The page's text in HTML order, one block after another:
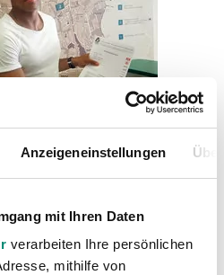
Anzeigeneinstellungen
mit Ihren Daten
verarbeiten Ihre persönlichen
mithilfe von